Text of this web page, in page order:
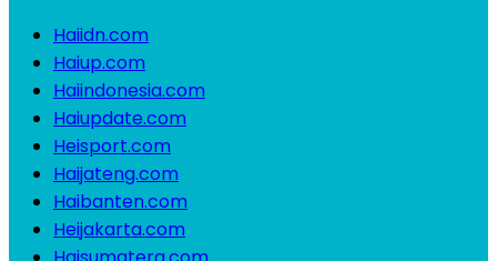
Haiidn.com
Haiup.com
Haiindonesia.com
Haiupdate.com
Heisport.com
Haijateng.com
Haibanten.com
Heijakarta.com